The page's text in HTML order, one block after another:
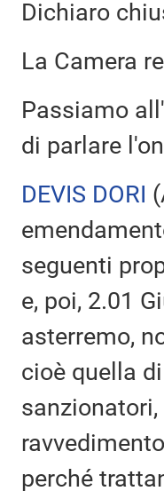
Dichiaro
La Camera
Passiamo
di parlare
DEVIS DORI (
seguenti
e, poi, 2.01
asterremo,
cioè quella
perché